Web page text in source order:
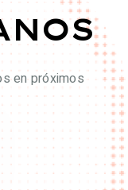
en próximos